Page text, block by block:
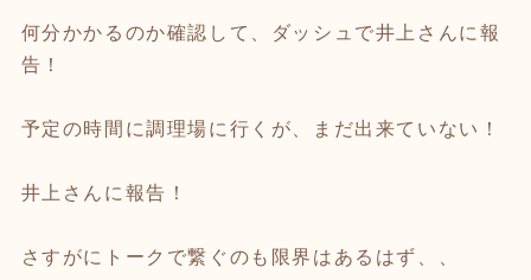
何分かかるのか確認して、ダッシュで井上さんに報
告！
予定の時間に調理場に行くが、まだ出来ていない！
井上さんに報告！
さすがにトークで繋ぐのも限界はあるはず、、